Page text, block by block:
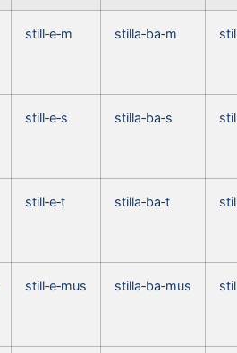
still‑e‑m stilla‑ba‑m
still‑e‑s stilla‑ba‑s
still‑e‑t stilla‑ba‑t
still‑e‑mus stilla‑ba‑mus